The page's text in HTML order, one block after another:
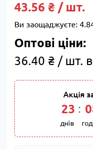
43.56 ₴ / шт.
Ви заощаджуєте:
Оптові ціни:
36.40 ₴ / шт.
Акція
23
днів
: